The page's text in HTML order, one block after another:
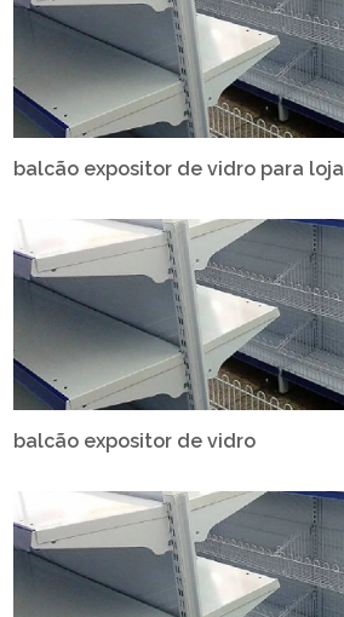
balcão expositor de vidro para loja
balcão expositor de vidro